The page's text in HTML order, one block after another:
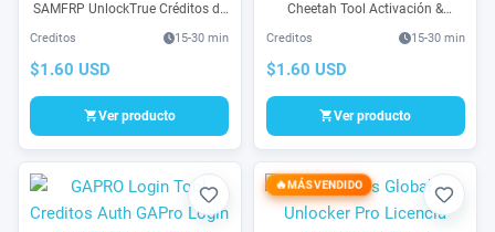
SAMFRP UnlockTrue Créditos de
fácil de usar para FRP de
teléfonos samsung FRP.
Creditos 15-30 min
$1.60 USD
Ver producto
Cheetah Tool Activación &
celulares LG o Samsung.
Cheetah Tool Activación &
Creditos 15-30 min
$1.60 USD
Ver producto
Favorito
MÁS VENDIDO